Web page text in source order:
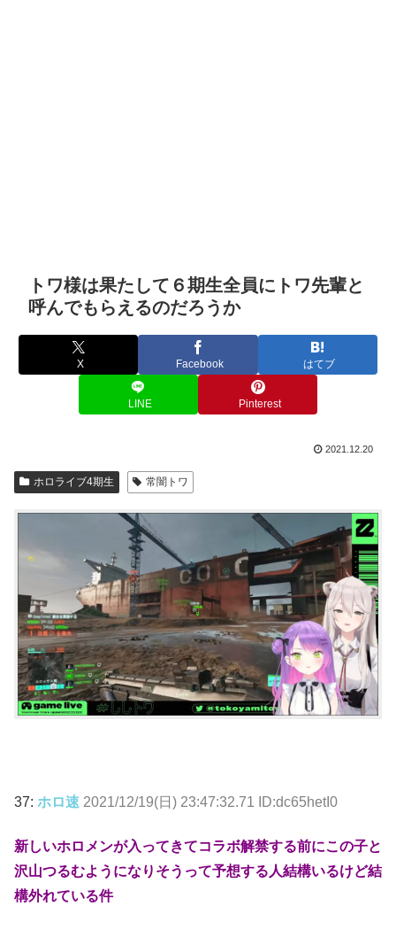
トワ様は果たして６期生全員にトワ先輩と
呼んでもらえるのだろうか
X Facebook はてブ
LINE Pinterest
2021.12.20
ホロライブ4期生 常闇トワ
37: ホロ速 2021/12/19(日) 23:47:32.71 ID:dc65hetI0
新しいホロメンが入ってきてコラボ解禁する前にこの子と
沢山つるむようになりそうって予想する人結構いるけど結
構外れている件